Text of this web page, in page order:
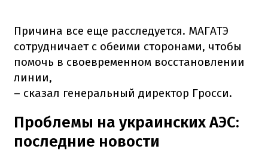
Причина все еще расследуется. МАГАТЭ
сотрудничает с обеими сторонами, чтобы
помочь в своевременном восстановлении
линии,
– сказал генеральный директор Гросси.
Проблемы на украинских АЭС:
последние новости